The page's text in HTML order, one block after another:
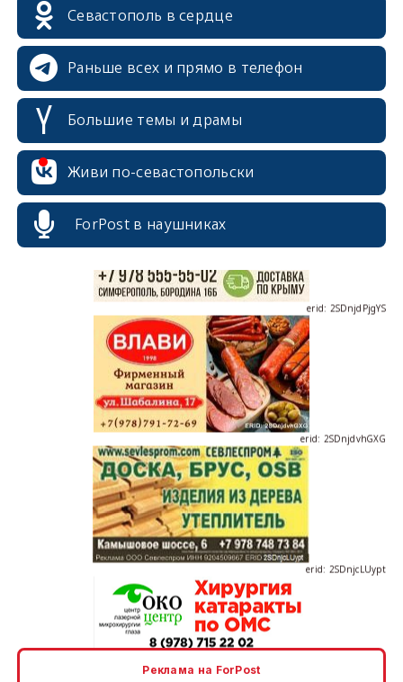
Севастополь в сердце
Раньше всех и прямо в телефон
Большие темы и драмы
Живи по-севастопольски
ForPost в наушниках
erid: 2SDnjcrDNw6
erid: 2SDnjdPjgYS
erid: 2SDnjdvhGXG
erid: 2SDnjcLUypt
Реклама на ForPost